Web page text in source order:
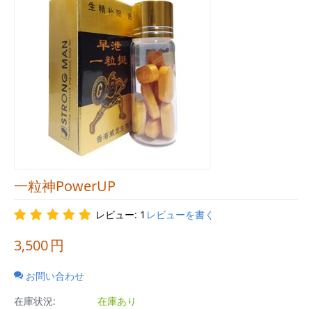
一粒神PowerUP
レビュー: 1 レビューを書く
3,500円
お問い合わせ
在庫状況:
在庫あり